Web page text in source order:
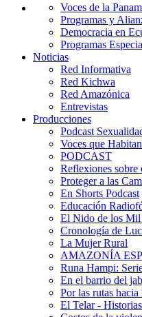
Voces de la
Programas y
Democracia en
Programas
Noticias
Red Informativa
Red Kichwa
Red Amazónica
Entrevistas
Producciones
Podcast
Voces que Habitan
PODCAST
Reflexiones sobre
Proteger a las
En Shorts Podcast
Educación
El Nido de los
Cronología de
La Mujer Rural
AMAZONÍA
Runa Hampi:
En el barrio del
Por las rutas
El Telar -